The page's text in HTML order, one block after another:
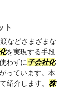
ト
などさまざまな
を実現する手段
わずに子会社化
っています。本
紹介します。 株